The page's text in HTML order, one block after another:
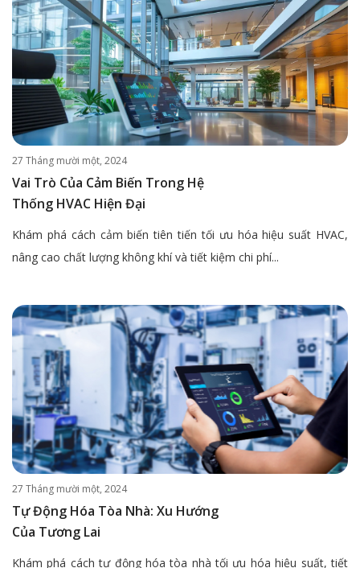
27 Tháng mười một, 2024
Vai Trò Của Cảm Biến Trong Hệ
Thống HVAC Hiện Đại
Khám phá cách cảm biến tiên tiến tối ưu hóa hiệu suất HVAC,
nâng cao chất lượng không khí và tiết kiệm chi phí...
27 Tháng mười một, 2024
Tự Động Hóa Tòa Nhà: Xu Hướng
Của Tương Lai
Khám phá cách tự động hóa tòa nhà tối ưu hóa hiệu suất, tiết